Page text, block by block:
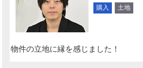
購入 土地
物件の立地に縁を感じました！